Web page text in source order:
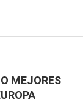
MEJORES